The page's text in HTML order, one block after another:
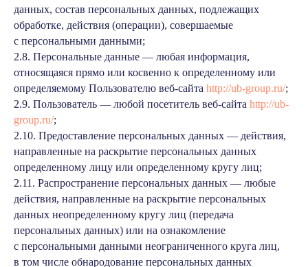
данных, состав персональных данных, подлежащих
обработке, действия (операции), совершаемые
с персональными данными;
2.8. Персональные данные — любая информация,
относящаяся прямо или косвенно к определенному или
определяемому Пользователю веб-сайта http://ub-group.ru/;
2.9. Пользователь — любой посетитель веб-сайта http://ub-
group.ru/;
2.10. Предоставление персональных данных — действия,
направленные на раскрытие персональных данных
определенному лицу или определенному кругу лиц;
2.11. Распространение персональных данных — любые
действия, направленные на раскрытие персональных
данных неопределенному кругу лиц (передача
персональных данных) или на ознакомление
с персональными данными неограниченного круга лиц,
в том числе обнародование персональных данных